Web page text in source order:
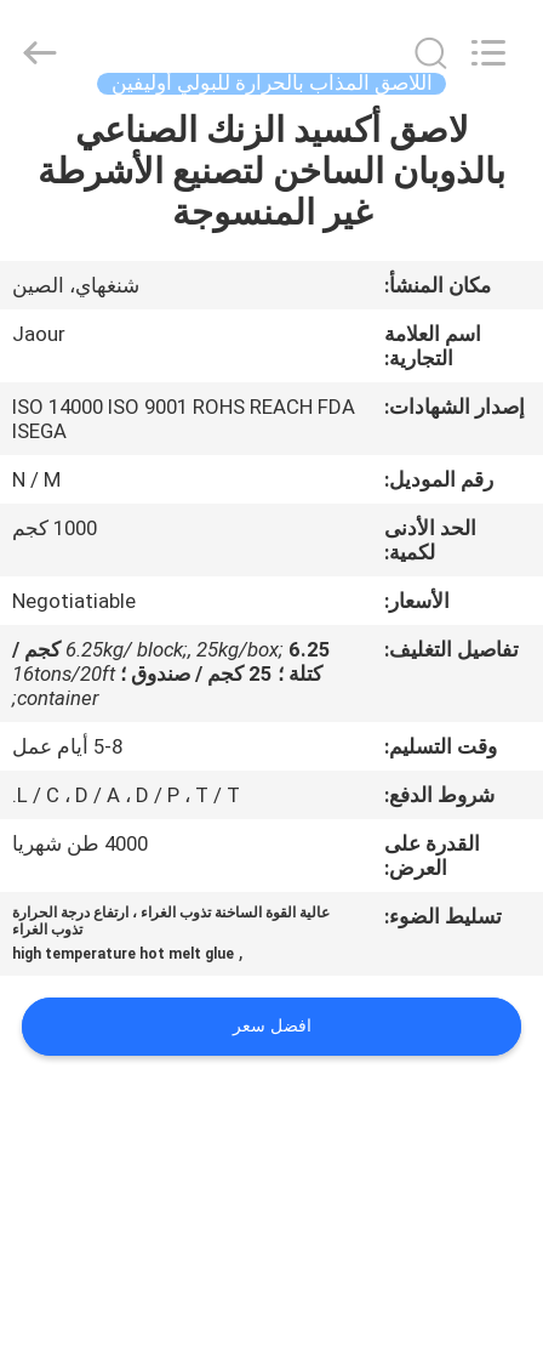
معلومات
جولة
مراقبة
اتصل
أخبار
القضايا
اطلب
أسعار
Adhesive
Products
اللاصق المذاب بالحرارة للبولي أوليفين
لاصق أكسيد الزنك الصناعي
بالذوبان الساخن لتصنيع الأشرطة
غير المنسوجة
مكان المنشأ:
شنغهاي، الصين
اسم العلامة
التجارية:
Jaour
إصدار الشهادات:
ISO 14000 ISO 9001 ROHS REACH FDA
ISEGA
رقم الموديل:
N / M
الحد الأدنى
لكمية:
1000 كجم
الأسعار:
Negotiatiable
تفاصيل التغليف:
6.25kg/ block;, 25kg/box; 6.25 كجم /
كتلة ؛ 25 كجم / صندوق ؛
16tons/20ft
container;
وقت التسليم:
5-8 أيام عمل
شروط الدفع:
L / C ، D / A ، D / P ، T / T.
القدرة على
العرض:
4000 طن شهريا
تسليط الضوء:
عالية القوة الساخنة تذوب الغراء ، ارتفاع درجة الحرارة
تذوب الغراء
,
high temperature hot melt glue
افضل سعر